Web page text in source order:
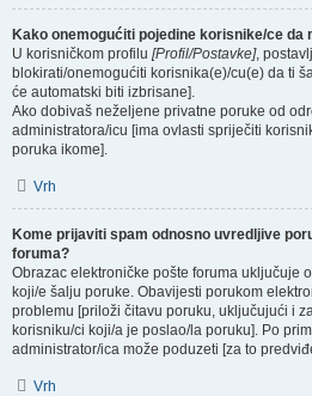
Kako onemogućiti pojedine korisnike/ce da
U korisničkom profilu [Profil/Postavke],
blokirati/onemogućiti korisnika(e)/cu(e) da ti
će automatski biti izbrisane].
Ako dobivaš neželjene privatne poruke od
administratora/icu [ima ovlasti spriječiti
poruka ikome].
Vrh
Kome prijaviti spam odnosno uvredljive
foruma?
Obrazac elektroničke pošte foruma uključuje
koji/e šalju poruke. Obavijesti porukom
problemu [priloži čitavu poruku, uključujući i
korisniku/ci koji/a je poslao/la poruku]. Po
administrator/ica može poduzeti [za to
Vrh